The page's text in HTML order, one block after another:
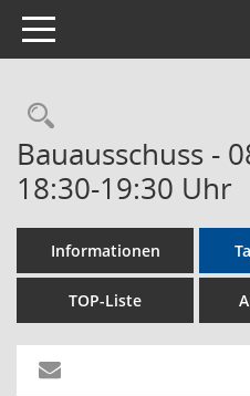
Toggle navigation
Bauausschuss -
18:30-19:30 Uhr
Informationen
TOP-Liste